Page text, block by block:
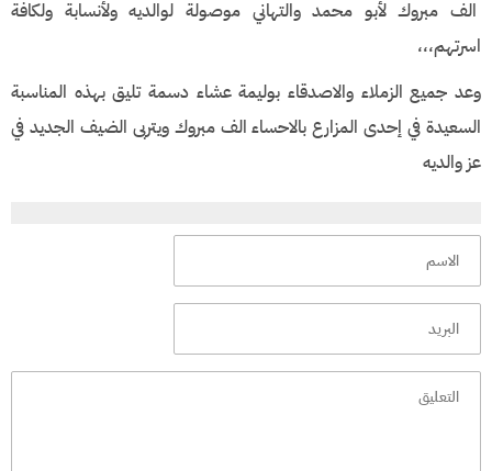
الف مبروك لأبو محمد والتهاني موصولة لوالديه ولأنسابة ولكافة
اسرتهم،،،
وعد جميع الزملاء والاصدقاء بوليمة عشاء دسمة تليق بهذه المناسبة
السعيدة في إحدى المزارع بالاحساء الف مبروك ويتربى الضيف الجديد في
عز والديه